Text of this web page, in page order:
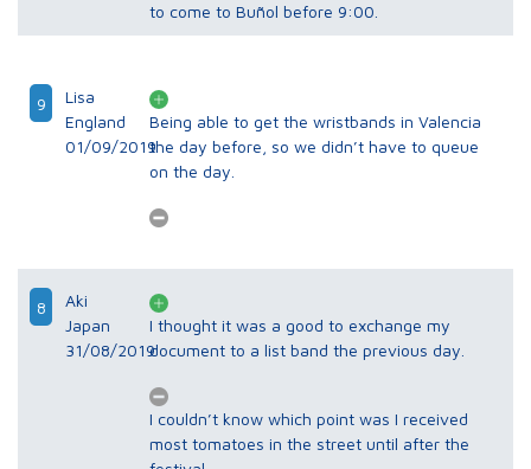
to come to Buñol before 9:00.
9
Lisa
England
01/09/2019
Being able to get the wristbands in Valencia
the day before, so we didn’t have to queue
on the day.
8
Aki
Japan
31/08/2019
I thought it was a good to exchange my
document to a list band the previous day.
I couldn’t know which point was I received
most tomatoes in the street until after the